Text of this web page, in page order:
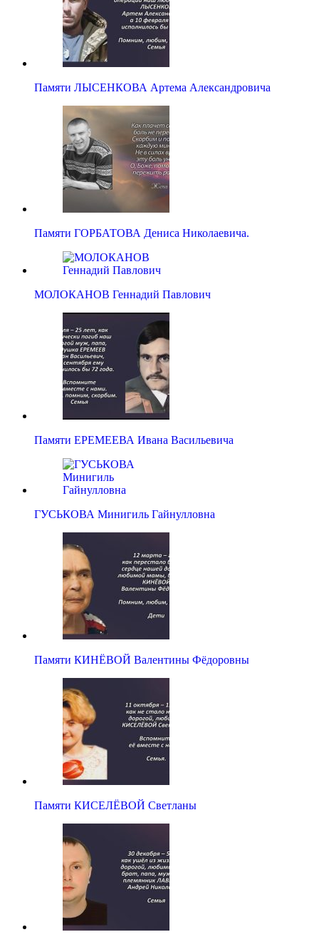
Памяти ЛЫСЕНКОВА Артема Александровича
Памяти ГОРБАТОВА Дениса Николаевича.
МОЛОКАНОВ Геннадий Павлович
Памяти ЕРЕМЕЕВА Ивана Васильевича
ГУСЬКОВА Минигиль Гайнулловна
Памяти КИНЁВОЙ Валентины Фёдоровны
Памяти КИСЕЛЁВОЙ Светланы